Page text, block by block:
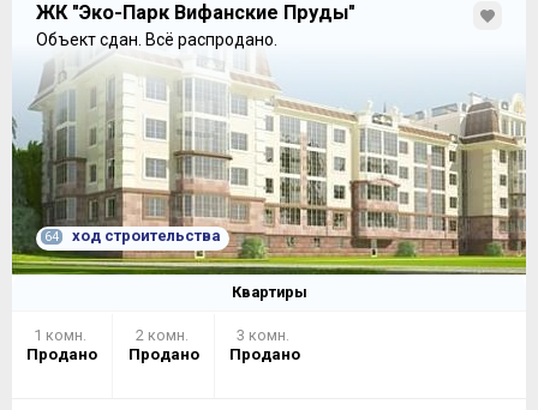
ЖК "Эко-Парк Вифанские Пруды"
Объект сдан. Всё распродано.
64 ход строительства
Квартиры
1 комн.
Продано
2 комн.
Продано
3 комн.
Продано